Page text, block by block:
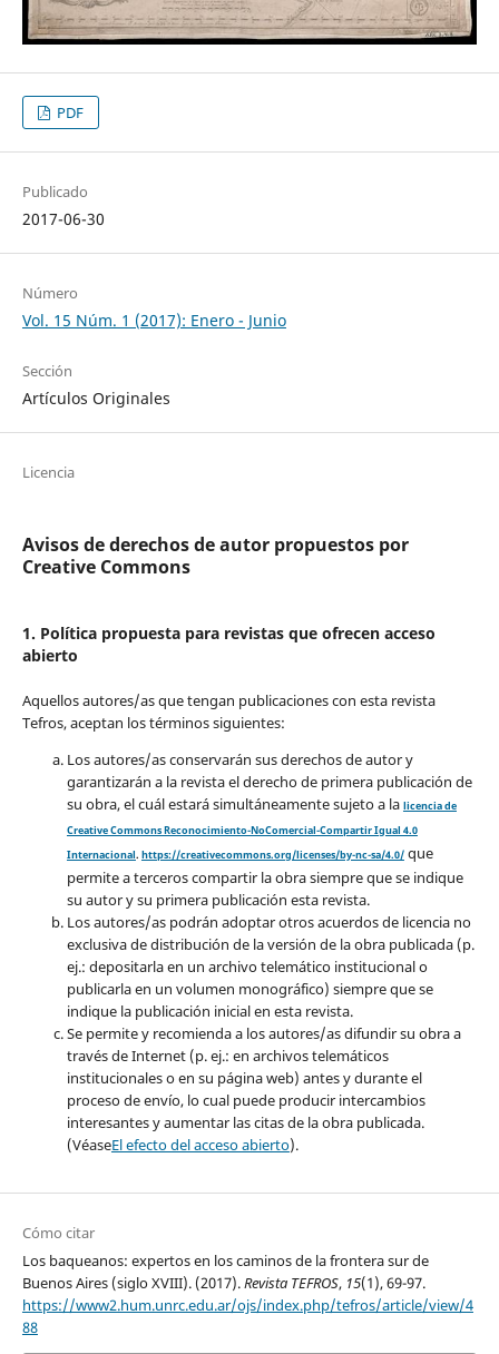
PDF
Publicado
2017-06-30
Número
Vol. 15 Núm. 1 (2017): Enero - Junio
Sección
Artículos Originales
Licencia
Avisos de derechos de autor propuestos por
Creative Commons
1. Política propuesta para revistas que ofrecen acceso
abierto
Aquellos autores/as que tengan publicaciones con esta revista
Tefros, aceptan los términos siguientes:
Los autores/as conservarán sus derechos de autor y
garantizarán a la revista el derecho de primera publicación de
su obra, el cuál estará simultáneamente sujeto a la licencia de
Creative Commons Reconocimiento-NoComercial-Compartir Igual 4.0
Internacional. https://creativecommons.org/licenses/by-nc-sa/4.0/que
permite a terceros compartir la obra siempre que se indique
su autor y su primera publicación esta revista.
Los autores/as podrán adoptar otros acuerdos de licencia no
exclusiva de distribución de la versión de la obra publicada (p.
ej.: depositarla en un archivo telemático institucional o
publicarla en un volumen monográfico) siempre que se
indique la publicación inicial en esta revista.
Se permite y recomienda a los autores/as difundir su obra a
través de Internet (p. ej.: en archivos telemáticos
institucionales o en su página web) antes y durante el
proceso de envío, lo cual puede producir intercambios
interesantes y aumentar las citas de la obra publicada.
(VéaseEl efecto del acceso abierto).
Cómo citar
Los baqueanos: expertos en los caminos de la frontera sur de
Buenos Aires (siglo XVIII). (2017).Revista TEFROS, 15(1), 69-97.
https://www2.hum.unrc.edu.ar/ojs/index.php/tefros/article/view/4
88